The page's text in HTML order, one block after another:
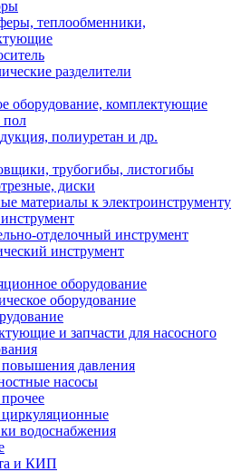
теплообменники,
разделители
оборудование, комплектующие
полиуретан и др.
трубогибы, листогибы
диски
материалы к электроинструменту
отделочный инструмент
инструмент
оборудование
оборудование
и запчасти для насосного
давления
насосы
водоснабжения
и КИП